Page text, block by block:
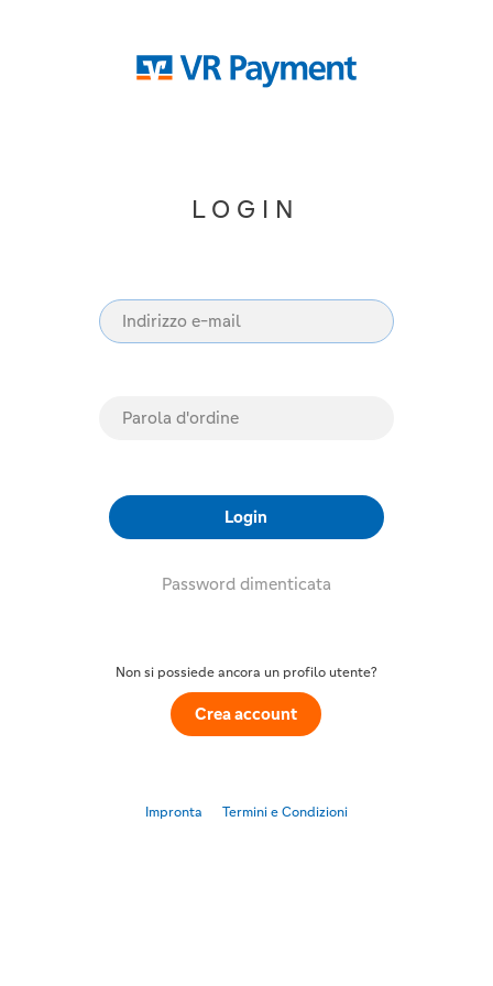
LOGIN
Login
Password dimenticata
Non si possiede ancora un profilo utente?
Crea account
Impronta Termini e Condizioni